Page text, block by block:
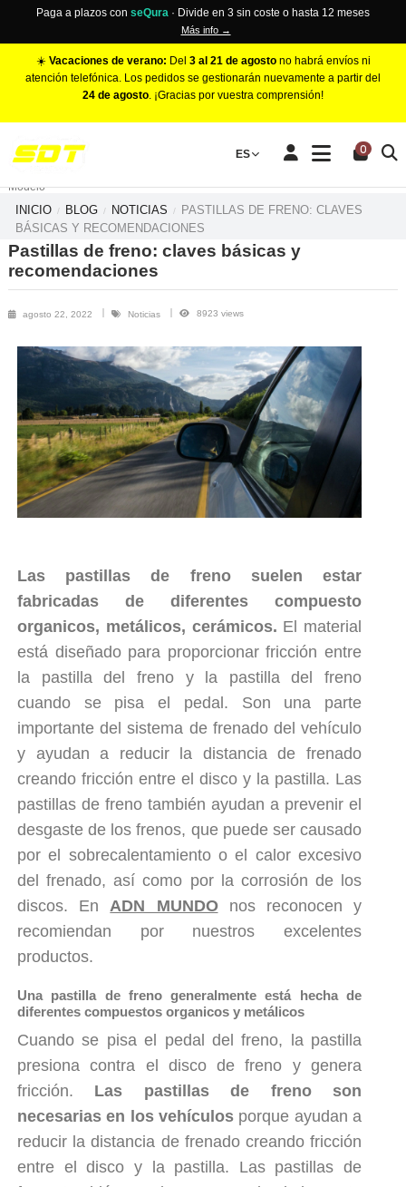
Paga a plazos con seQura · Divide en 3 sin coste o hasta 12 meses
Más info →
☀️ Vacaciones de verano: Del 3 al 21 de agostono habrá envíos ni
atención telefónica. Los pedidos se gestionarán nuevamente a partir del
24 de agosto. ¡Gracias por vuestra comprensión!
ES 0
Make
Modelo
INICIO BLOG NOTICIAS
PASTILLAS DE FRENO: CLAVES
BÁSICAS Y RECOMENDACIONES
Pastillas de freno: claves básicas y
recomendaciones
agosto 22, 2022 Noticias 8923 views
Las pastillas de freno suelen estar
fabricadas de diferentes compuesto
organicos, metálicos, cerámicos. El material
está diseñado para proporcionar fricción entre
la pastilla del freno y la pastilla del freno
cuando se pisa el pedal. Son una parte
importante del sistema de frenado del vehículo
y ayudan a reducir la distancia de frenado
creando fricción entre el disco y la pastilla. Las
pastillas de freno también ayudan a prevenir el
desgaste de los frenos, que puede ser causado
por el sobrecalentamiento o el calor excesivo
del frenado, así como por la corrosión de los
discos. En ADN MUNDOnos reconocen y
recomiendan por nuestros excelentes
productos.
Una pastilla de freno generalmente está hecha de
diferentes compuestos organicos y metálicos
Cuando se pisa el pedal del freno, la pastilla
presiona contra el disco de freno y genera
fricción. Las pastillas de freno son
necesarias en los vehículos porque ayudan a
reducir la distancia de frenado creando fricción
entre el disco y la pastilla. Las pastillas de